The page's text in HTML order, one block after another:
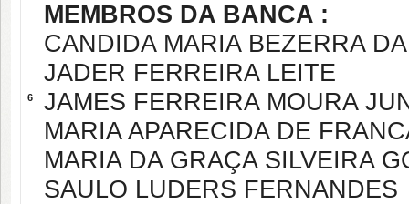
6
MEMBROS DA BANCA :
CANDIDA MARIA BEZERRA
JADER FERREIRA LEITE
JAMES FERREIRA MOURA
MARIA APARECIDA DE
MARIA DA GRAÇA SILVEIRA
SAULO LUDERS FERNANDES